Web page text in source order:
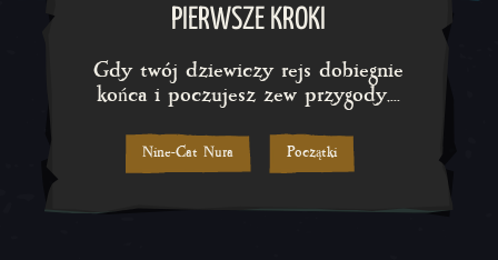
PIERWSZE KROKI
Gdy twój dziewiczy rejs dobiegnie
końca i poczujesz zew przygody,...
Gdy twój dziewiczy rejs
Nine-Cat Nura Początki